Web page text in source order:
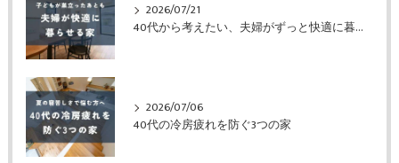
2026/07/21
40代から考えたい、夫婦がずっと快適に暮らせる家
2026/07/06
40代の冷房疲れを防ぐ3つの家